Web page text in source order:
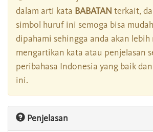
dalam arti kata BABATAN terkait,
simbol huruf ini semoga bisa
dipahami sehingga anda akan lebih
mengartikan kata atau penjelasan
peribahasa Indonesia yang baik
ini.
Penjelasan